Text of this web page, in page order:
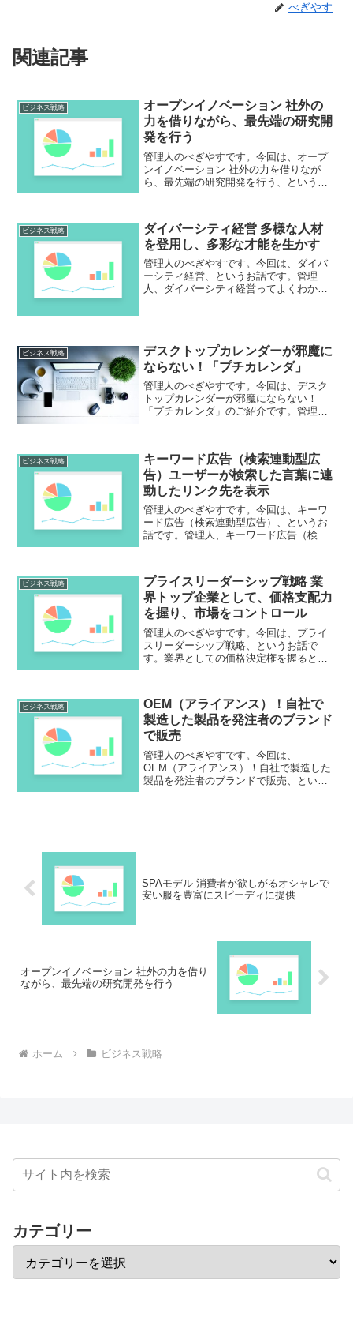
べぎやす
関連記事
ビジネス戦略
オープンイノベーション 社外の
力を借りながら、最先端の研究開
発を行う
管理人のべぎやすです。今回は、オープ
ンイノベーション 社外の力を借りなが
ら、最先端の研究開発を行う、というお
占めしないでシェアをするという感じで
しょうか。流れが速い時代...
ビジネス戦略
ダイバーシティ経営 多様な人材
を登用し、多彩な才能を生かす
管理人のべぎやすです。今回は、ダイバ
ーシティ経営、というお話です。管理
人、ダイバーシティ経営ってよくわから
ビジネス戦略
デスクトップカレンダーが邪魔に
ならない！「プチカレンダ」
管理人のべぎやすです。今回は、デスク
トップカレンダーが邪魔にならない！
「プチカレンダ」のご紹介です。管理人
トップにカレンダーを置いてTODOをチ
ェックするという使い方に...
ビジネス戦略
キーワード広告（検索連動型広
告）ユーザーが検索した言葉に連
動したリンク先を表示
管理人のべぎやすです。今回は、キーワ
ード広告（検索連動型広告）、というお
話です。管理人、キーワード広告（検索
しますけど。Googleやヤフーにとっては
ドル箱の仕組みなんで...
ビジネス戦略
プライスリーダーシップ戦略 業
界トップ企業として、価格支配力
を握り、市場をコントロール
管理人のべぎやすです。今回は、プライ
スリーダーシップ戦略、というお話で
す。業界としての価格決定権を握るとい
は、業界を支配したと思っても他業種か
ら参入されたりもしますから...
ビジネス戦略
OEM（アライアンス）！自社で
製造した製品を発注者のブランド
で販売
管理人のべぎやすです。今回は、
OEM（アライアンス）！自社で製造した
製品を発注者のブランドで販売、という
SPAモデル 消費者が欲しがるオシャレで
安い服を豊富にスピーディに提供
オープンイノベーション 社外の力を借り
ながら、最先端の研究開発を行う
ホーム ビジネス戦略
カテゴリー